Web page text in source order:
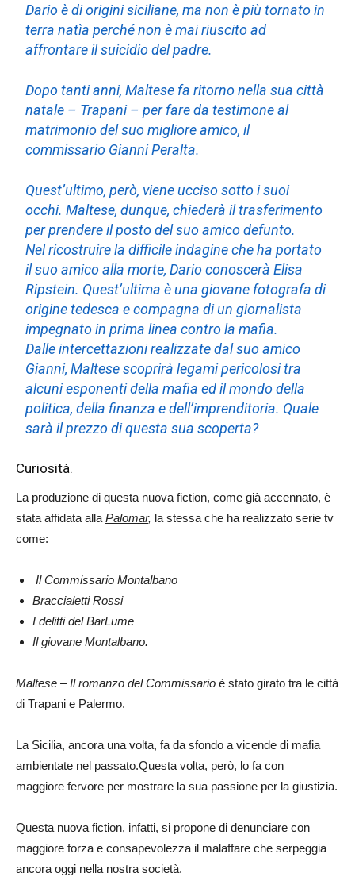
Dario è di origini siciliane, ma non è più tornato in
terra natìa perché non è mai riuscito ad
affrontare il suicidio del padre.
Dopo tanti anni, Maltese fa ritorno nella sua città
natale – Trapani – per fare da testimone al
matrimonio del suo migliore amico, il
commissario Gianni Peralta.
Quest’ultimo, però, viene ucciso sotto i suoi
occhi. Maltese, dunque, chiederà il trasferimento
per prendere il posto del suo amico defunto.
Nel ricostruire la difficile indagine che ha portato
il suo amico alla morte, Dario conoscerà Elisa
Ripstein. Quest’ultima è una giovane fotografa di
origine tedesca e compagna di un giornalista
impegnato in prima linea contro la mafia.
Dalle intercettazioni realizzate dal suo amico
Gianni, Maltese scoprirà legami pericolosi tra
alcuni esponenti della mafia ed il mondo della
politica, della finanza e dell’imprenditoria. Quale
sarà il prezzo di questa sua scoperta?
Curiosità.
La produzione di questa nuova fiction, come già accennato, è
stata affidata alla Palomar, la stessa che ha realizzato serie tv
come:
Il Commissario Montalbano
Braccialetti Rossi
I delitti del BarLume
Il giovane Montalbano.
Maltese – Il romanzo del Commissario è stato girato tra le città
di Trapani e Palermo.
La Sicilia, ancora una volta, fa da sfondo a vicende di mafia
ambientate nel passato.Questa volta, però, lo fa con
maggiore fervore per mostrare la sua passione per la giustizia.
Questa nuova fiction, infatti, si propone di denunciare con
maggiore forza e consapevolezza il malaffare che serpeggia
ancora oggi nella nostra società.